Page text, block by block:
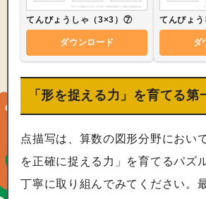
てんびょうしゃ（3×3）⑦
ダウンロード
てんびょ
ダ
「形を捉える力」を育てる第
点描写は、算数の図形分野におい
を正確に捉える力」を育てるパズ
丁寧に取り組んでみてください。